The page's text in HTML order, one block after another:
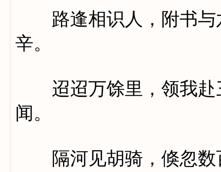
路逢相识人，附书与
辛。
迢迢万馀里，领我赴
闻。
隔河见胡骑，倏忽数